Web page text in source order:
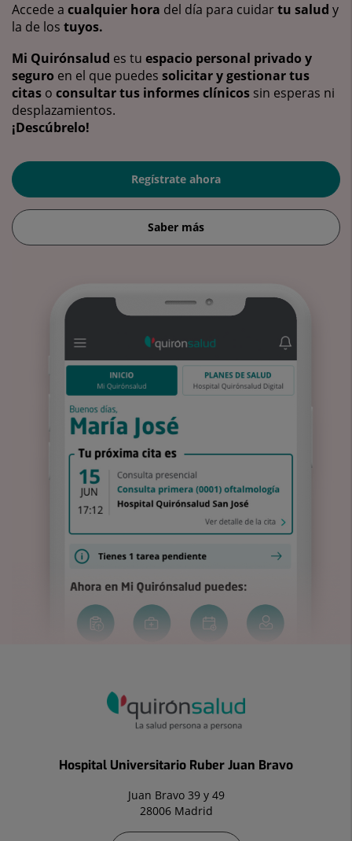
Accede a cualquier hora del día para cuidartu salud y
la de los tuyos.
Mi Quirónsalud es tu espacio personal privado y
seguro en el que puedes solicitar y gestionar tus
citas o consultar tus informes clínicos sin esperas ni
desplazamientos.
¡Descúbrelo!
Regístrate ahora
Saber más
Hospital Universitario Ruber Juan Bravo
Juan Bravo 39 y 49
28006 Madrid